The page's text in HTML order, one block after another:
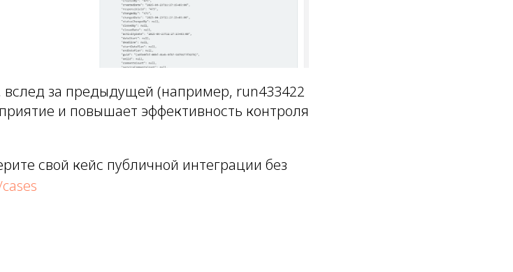
вслед за предыдущей (например, run433422
и повышает эффективность контроля
свой кейс публичной интеграции без